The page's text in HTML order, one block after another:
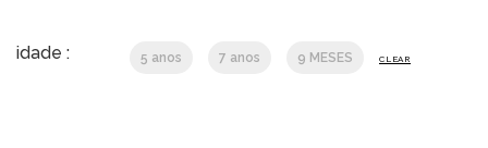
idade : 5 anos 7 anos 9 MESES CLEAR